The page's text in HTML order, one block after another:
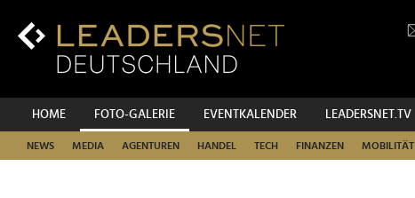
Inhalt
Hauptnavigation
HOME FOTO-GALERIE EVENTKALENDER LEADERSNET.TV
NEWS MEDIA AGENTUREN HANDEL TECH FINANZEN MOBILITÄT